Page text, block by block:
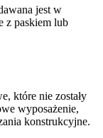
jest w
z paskiem lub
które nie zostały
wyposażenie,
konstrukcyjne.